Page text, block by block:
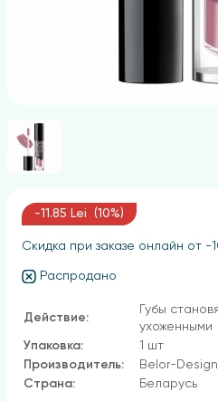
-11.85 Lei (10%)
Скидка при заказе онлайн от -
Распродано
Действие:
Губы
ухоженными
Упаковка:
1 шт
Производитель:
Belor-Design
Страна:
Беларусь